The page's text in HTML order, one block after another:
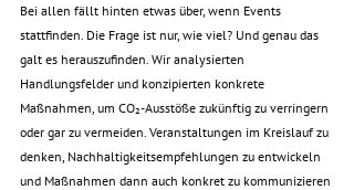
Bei allen fällt hinten etwas über, wenn Events
stattfinden. Die Frage ist nur, wie viel? Und genau das
galt es herauszufinden. Wir analysierten
Handlungsfelder und konzipierten konkrete
Maßnahmen, um CO₂-Ausstöße zukünftig zu verringern
oder gar zu vermeiden. Veranstaltungen im Kreislauf zu
denken, Nachhaltigkeitsempfehlungen zu entwickeln
und Maßnahmen dann auch konkret zu kommunizieren